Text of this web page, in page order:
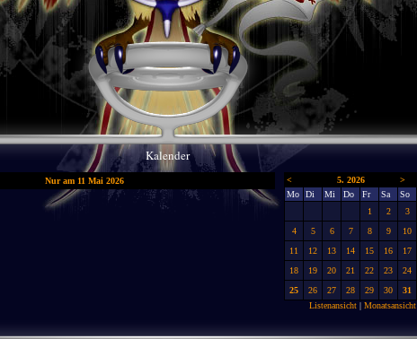
Kalender
Nur am 11 Mai 2026 < 5. 2026
>
Mo
Di Mi Do Fr Sa
So
1
2
3
4
5 6 7 8 9
10
11
12 13 14 15 16
17
18
19 20 21 22 23
24
25
26 27 28 29 30
31
Listenansicht | Monatsansicht